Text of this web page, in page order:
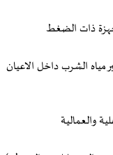
ذات الضغط
الشرب داخل الاعيان